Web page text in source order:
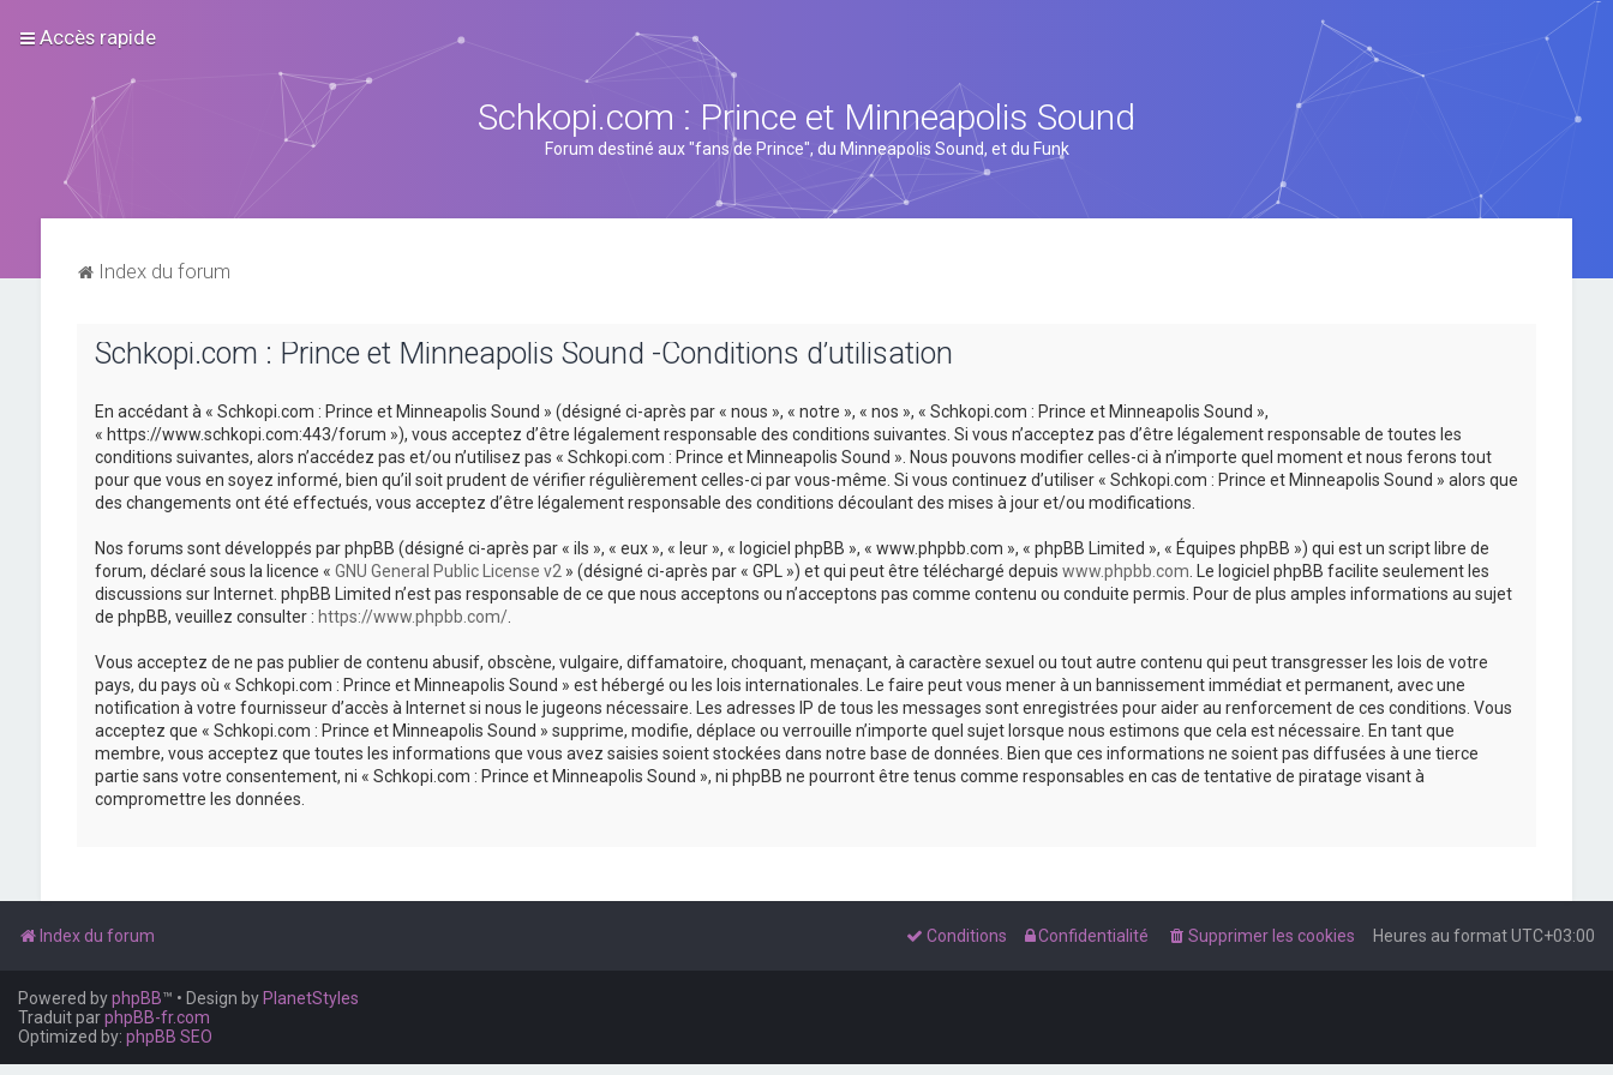
Accès rapide
Schkopi.com : Prince et Minneapolis Sound
Forum destiné aux "fans de Prince", du Minneapolis Sound, et du Funk
Index du forum
Schkopi.com : Prince et Minneapolis Sound -Conditions d’utilisation
En accédant à « Schkopi.com : Prince et Minneapolis Sound » (désigné ci-après par « nous », « notre », « nos », « Schkopi.com : Prince et Minneapolis Sound »,
« https://www.schkopi.com:443/forum »), vous acceptez d’être légalement responsable des conditions suivantes. Si vous n’acceptez pas d’être légalement responsable de toutes les
conditions suivantes, alors n’accédez pas et/ou n’utilisez pas « Schkopi.com : Prince et Minneapolis Sound ». Nous pouvons modifier celles-ci à n’importe quel moment et nous ferons tout
pour que vous en soyez informé, bien qu’il soit prudent de vérifier régulièrement celles-ci par vous-même. Si vous continuez d’utiliser « Schkopi.com : Prince et Minneapolis Sound » alors que
des changements ont été effectués, vous acceptez d’être légalement responsable des conditions découlant des mises à jour et/ou modifications.
Nos forums sont développés par phpBB (désigné ci-après par « ils », « eux », « leur », « logiciel phpBB », « www.phpbb.com », « phpBB Limited », « Équipes phpBB ») qui est un script libre de
forum, déclaré sous la licence « GNU General Public License v2 » (désigné ci-après par « GPL ») et qui peut être téléchargé depuis www.phpbb.com . Le logiciel phpBB facilite seulement les
discussions sur Internet. phpBB Limited n’est pas responsable de ce que nous acceptons ou n’acceptons pas comme contenu ou conduite permis. Pour de plus amples informations au sujet
de phpBB, veuillez consulter : https://www.phpbb.com/.
Vous acceptez de ne pas publier de contenu abusif, obscène, vulgaire, diffamatoire, choquant, menaçant, à caractère sexuel ou tout autre contenu qui peut transgresser les lois de votre
pays, du pays où « Schkopi.com : Prince et Minneapolis Sound » est hébergé ou les lois internationales. Le faire peut vous mener à un bannissement immédiat et permanent, avec une
notification à votre fournisseur d’accès à Internet si nous le jugeons nécessaire. Les adresses IP de tous les messages sont enregistrées pour aider au renforcement de ces conditions. Vous
acceptez que « Schkopi.com : Prince et Minneapolis Sound » supprime, modifie, déplace ou verrouille n’importe quel sujet lorsque nous estimons que cela est nécessaire. En tant que
membre, vous acceptez que toutes les informations que vous avez saisies soient stockées dans notre base de données. Bien que ces informations ne soient pas diffusées à une tierce
partie sans votre consentement, ni « Schkopi.com : Prince et Minneapolis Sound », ni phpBB ne pourront être tenus comme responsables en cas de tentative de piratage visant à
compromettre les données.
Index du forum Heures au formatUTC+03:00
Supprimer les cookies
Confidentialité
Conditions
Powered byphpBB™ • Design by PlanetStyles
Traduit parphpBB-fr.com
Optimized by: phpBB SEO